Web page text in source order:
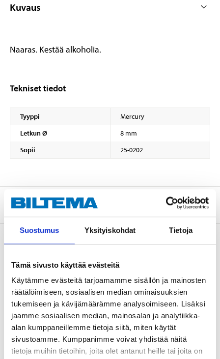
Suostumus Yksityiskohdat Tietoja
Tämä sivusto käyttää evästeitä
Käytämme evästeitä tarjoamamme sisällön ja mainosten
räätälöimiseen, sosiaalisen median ominaisuuksien
tukemiseen ja kävijämäärämme analysoimiseen. Lisäksi
jaamme sosiaalisen median, mainosalan ja analytiikka-
alan kumppaneillemme tietoja siitä, miten käytät
sivustoamme. Kumppanimme voivat yhdistää näitä
tietoja muihin tietoihin, joita olet antanut heille tai joita on
Kuvaus
Naaras. Kestää alkoholia.
Tekniset tiedot
Tyyppi
Mercury
Letkun Ø
8 mm
Sopii
25-0202
Tietoa valmistajasta
Osta & Nouda
Osta verkosta ja nouda tavaratalosta jo 2 tunnin kuluttua!
LUE LISÄÄ
Muut asiakkaat ostivat myös